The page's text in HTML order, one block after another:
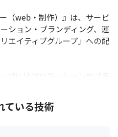
（web・制作）』は、サービ
ション・ブランディング、運
エイティブグループ」への配
プにはプロモーションやブラ
デザイナーやアートディレク
ティブディレクターが在籍し
る環境が整っています。
ている技術